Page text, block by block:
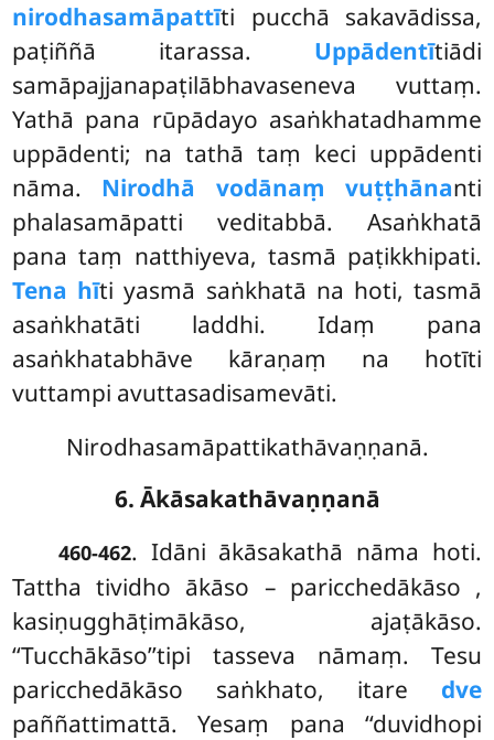
nirodhasamāpattīti pucchā sakavādissa,
paṭiññā itarassa. Uppādentītiādi
samāpajjanapaṭilābhavaseneva vuttaṃ.
Yathā pana rūpādayo asaṅkhatadhamme
uppādenti; na tathā taṃ keci uppādenti
nāma. Nirodhā vodānaṃ vuṭṭhānanti
phalasamāpatti veditabbā. Asaṅkhatā
pana taṃ natthiyeva, tasmā paṭikkhipati.
Tena hīti yasmā saṅkhatā na hoti, tasmā
asaṅkhatāti laddhi. Idaṃ pana
asaṅkhatabhāve kāraṇaṃ na hotīti
vuttampi avuttasadisamevāti.
Nirodhasamāpattikathāvaṇṇanā.
6. Ākāsakathāvaṇṇanā
460-462. Idāni ākāsakathā nāma hoti.
Tattha tividho ākāso – paricchedākāso ,
kasiṇugghāṭimākāso, ajaṭākāso.
‘‘Tucchākāso’’tipi tasseva nāmaṃ. Tesu
paricchedākāso saṅkhato, itare dve
paññattimattā. Yesaṃ pana ‘‘duvidhopi